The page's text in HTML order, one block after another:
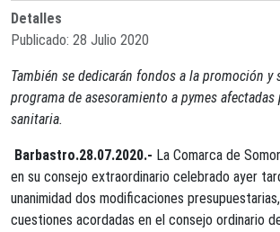
Detalles
Publicado: 28 Julio 2020
También se dedicarán fondos a la promoción y
programa de asesoramiento a pymes
sanitaria.
Barbastro.28.07.2020.- La Comarca de
en su consejo extraordinario celebrado ayer
unanimidad dos modificaciones
cuestiones acordadas en el consejo ordinario